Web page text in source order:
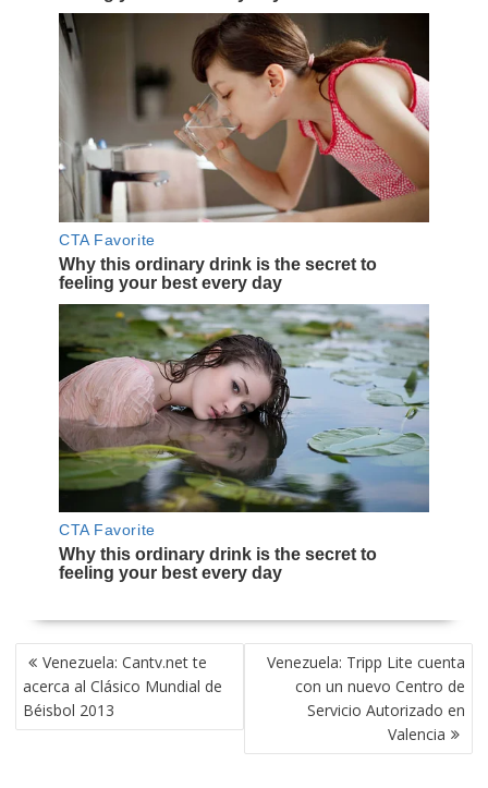
NAVEGACIÓN
DE
ENTRADAS
Venezuela: Cantv.net te
acerca al Clásico Mundial de
Béisbol 2013
Venezuela: Tripp Lite cuenta
con un nuevo Centro de
Servicio Autorizado en
Valencia